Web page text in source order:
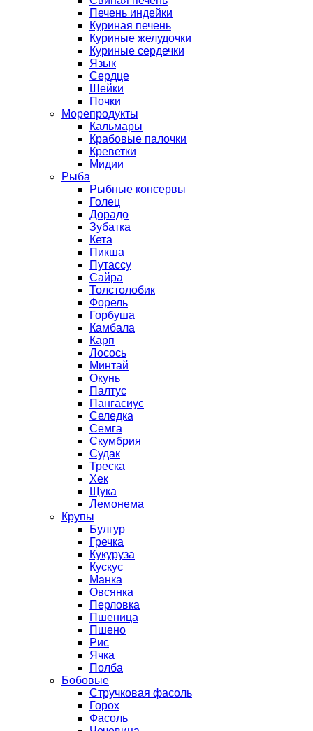
Печень индейки
Куриная печень
Куриные желудочки
Куриные сердечки
Язык
Сердце
Шейки
Почки
Морепродукты
Кальмары
Крабовые палочки
Креветки
Мидии
Рыба
Рыбные консервы
Голец
Дорадо
Зубатка
Кета
Пикша
Путассу
Сайра
Толстолобик
Форель
Горбуша
Камбала
Карп
Лосось
Минтай
Окунь
Палтус
Пангасиус
Селедка
Семга
Скумбрия
Судак
Треска
Хек
Щука
Лемонема
Крупы
Булгур
Гречка
Кукуруза
Кускус
Манка
Овсянка
Перловка
Пшеница
Пшено
Рис
Ячка
Полба
Бобовые
Стручковая фасоль
Горох
Фасоль